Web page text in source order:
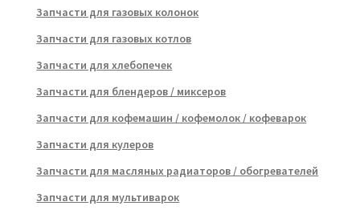
Запчасти для газовых колонок
Запчасти для газовых котлов
Запчасти для хлебопечек
Запчасти для блендеров / миксеров
Запчасти для кофемашин / кофемолок / кофеварок
Запчасти для кулеров
Запчасти для масляных радиаторов / обогревателей
Запчасти для мультиварок